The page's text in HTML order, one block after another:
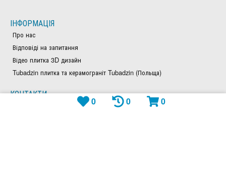
ІНФОРМАЦІЯ
Про нас
Відповіді на запитання
Відео плитка 3D дизайн
Tubadzin плитка та керамограніт Tubadzin (Польща)
КОНТАКТИ
0 0 0